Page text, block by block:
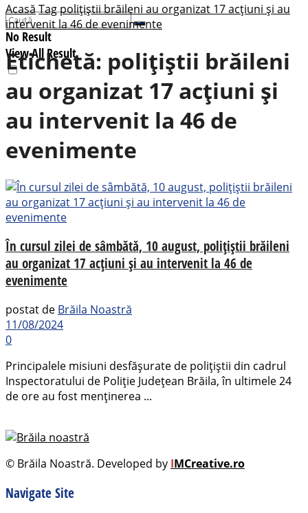
No Result
View All Result
AcasăTagpolițiștii brăileni au organizat 17 acțiuni și au
intervenit la 46 de evenimente
Etichetă: polițiștii brăileni
au organizat 17 acțiuni și
au intervenit la 46 de
evenimente
În cursul zilei de sâmbătă, 10 august, polițiștii brăileni
au organizat 17 acțiuni și au intervenit la 46 de
evenimente
postat de Brăila Noastră
11/08/2024
0
Principalele misiuni desfășurate de polițiștii din cadrul
Inspectoratului de Poliție Județean Brăila, în ultimele 24
de ore au fost menținerea ...
© Brăila Noastră. Developed by IMCreative.ro
Navigate Site